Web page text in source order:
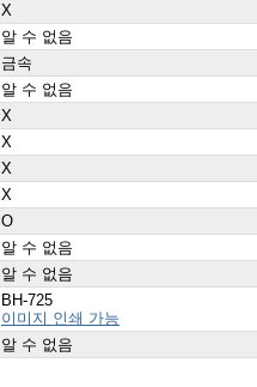
X
알 수 없음
금속
알 수 없음
X
X
X
X
O
알 수 없음
알 수 없음
BH-725
이미지 인쇄 가능
알 수 없음